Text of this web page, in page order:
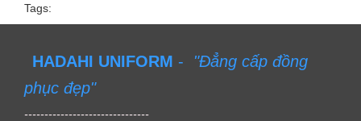
Tags:
HADAHI UNIFORM - "Đẳng cấp đồng
phục đẹp"
-------------------------------